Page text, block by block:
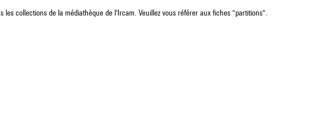
collections de la médiathèque de l'Ircam. Veuillez vous référer aux fiches "partitions".